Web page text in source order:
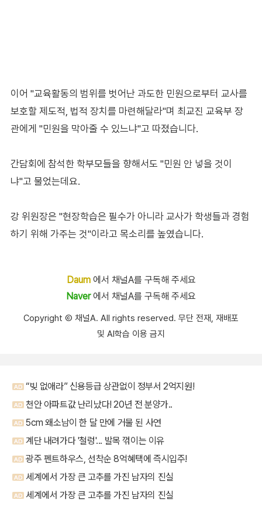
이어 "교육활동의 범위를 벗어난 과도한 민원으로부터 교사를
보호할 제도적, 법적 장치를 마련해달라"며 최교진 교육부 장
관에게 "민원을 막아줄 수 있느냐"고 따졌습니다.
간담회에 참석한 학부모들을 향해서도 "민원 안 넣을 것이
냐"고 물었는데요.
강 위원장은 "현장학습은 필수가 아니라 교사가 학생들과 경험
하기 위해 가주는 것"이라고 목소리를 높였습니다.
Daum에서 채널A를 구독해 주세요
Naver에서 채널A를 구독해 주세요
Copyright Ⓒ 채널A. All rights reserved. 무단 전재, 재배포
및 AI학습 이용 금지